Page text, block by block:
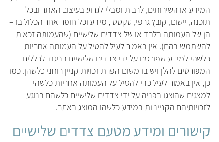
המידע או השירותים, לרבות ומבלי לגרוע בעיצוב האתר ובכל
תוכנה, יישום, קובץ גרפי, טקסט , מידע וכל חומר אחר הכלול בו –
הן של העמותה בלבד או של צדדים שלישיים (שהעמותה זכאית
להשתמש בהם). אין באמור לעיל להטיל על העמותה אחריות
כלשהי למידע שפורסם על ידי צדדים שלישיים בניגוד לכללים
המפורטים להלן ויש בו משום הפרת זכויות קניין רוחני כלשהן. כמו
כן, אין באמור לעיל כדי להטיל על העמותה אחריות כלשהי
למצגים שהוצגו בפניה על ידי צדדים שלישיים כלשהם בנוגע
לזכויותיהם הקנייניות במידע כלשהו המוצג באתר.
קישורים ומידע מטעם צדדים שלישיים